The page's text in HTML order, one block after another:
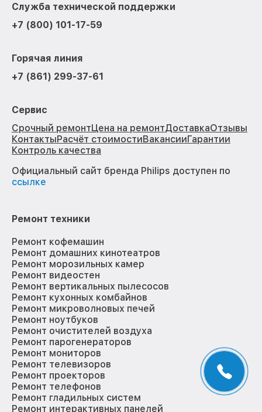
Служба технической поддержки
+7 (800) 101-17-59
Горячая линия
+7 (861) 299-37-61
Сервис
Срочный ремонтЦена на ремонтДоставкаОтзывы
КонтактыРасчёт стоимостиВакансииГарантии
Контроль качества
Официальный сайт бренда Philips доступен по
ссылке
Ремонт техники
Ремонт кофемашин
Ремонт домашних кинотеатров
Ремонт морозильных камер
Ремонт видеостен
Ремонт вертикальных пылесосов
Ремонт кухонных комбайнов
Ремонт микроволновых печей
Ремонт ноутбуков
Ремонт очистителей воздуха
Ремонт парогенераторов
Ремонт мониторов
Ремонт телевизоров
Ремонт проекторов
Ремонт телефонов
Ремонт гладильных систем
Ремонт интерактивных панелей